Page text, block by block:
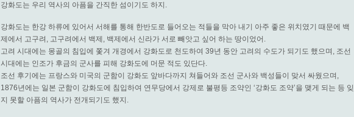
강화도는 우리 역사의 아픔을 간직한 섬이기도 하지.
강화도는 한강 하류에 있어서 서해를 통해 한반도로 들어오는 적들을 막아 내기 아주 좋은 위치였기 때문에 백
제에서 고구려, 고구려에서 백제, 백제에서 신라가 서로 빼앗고 싶어 하는 땅이었어.
고려 시대에는 몽골의 침입에 쫓겨 개경에서 강화도로 천도하여 39년 동안 고려의 수도가 되기도 했으며, 조선
시대에는 인조가 후금의 군사를 피해 강화도에 머문 적도 있단다.
조선 후기에는 프랑스와 미국의 군함이 강화도 앞바다까지 쳐들어와 조선 군사와 백성들이 맞서 싸웠으며,
1876년에는 일본 군함이 강화도에 침입하여 연무당에서 강제로 불평등 조약인 ‘강화도 조약’을 맺게 되는 등 잊
지 못할 아픔의 역사가 전개되기도 했지.